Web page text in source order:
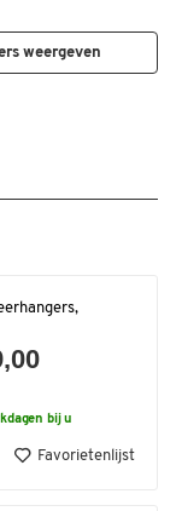
weergeven
bij u
Favorietenlijst